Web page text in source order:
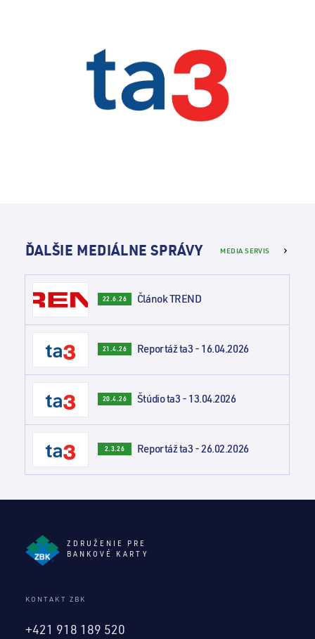
ĎALŠIE MEDIÁLNE SPRÁVY MEDIA SERVIS
22.6.26 Článok TREND
21.4.26 Reportáž ta3 - 16.04.2026
20.4.26 Štúdio ta3 - 13.04.2026
2.3.26 Reportáž ta3 - 26.02.2026
ZDRUŽENIE PRE
BANKOVÉ KARTY
KONTAKT ZBK
+421 918 189 520